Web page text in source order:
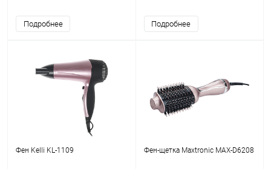
Подробнее Подробнее
Фен Kelli KL-1109 Фен-щетка Maxtronic MAX-D6208